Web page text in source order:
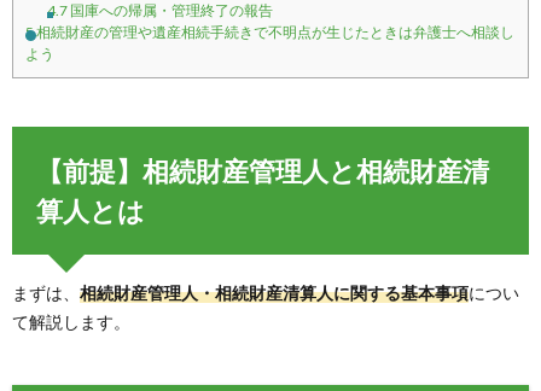
4.7 国庫への帰属・管理終了の報告
5相続財産の管理や遺産相続手続きで不明点が生じたときは弁護士へ相談し
よう
【前提】相続財産管理人と相続財産清
算人とは
まずは、 相続財産管理人・相続財産清算人に関する基本事項につい
て解説します。